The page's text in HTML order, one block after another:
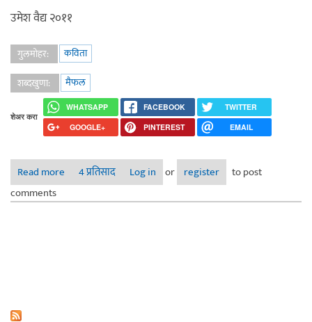
उमेश वैद्य २०११
गुलमोहर:
कविता
शब्दखुणा:
मैफल
शेअर करा
WHATSAPP FACEBOOK
TWITTER
GOOGLE+
PINTEREST EMAIL
Read more about मैफल
4 प्रतिसाद Log in or register
to post
comments